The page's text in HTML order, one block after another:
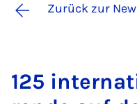
Zurück zur
125